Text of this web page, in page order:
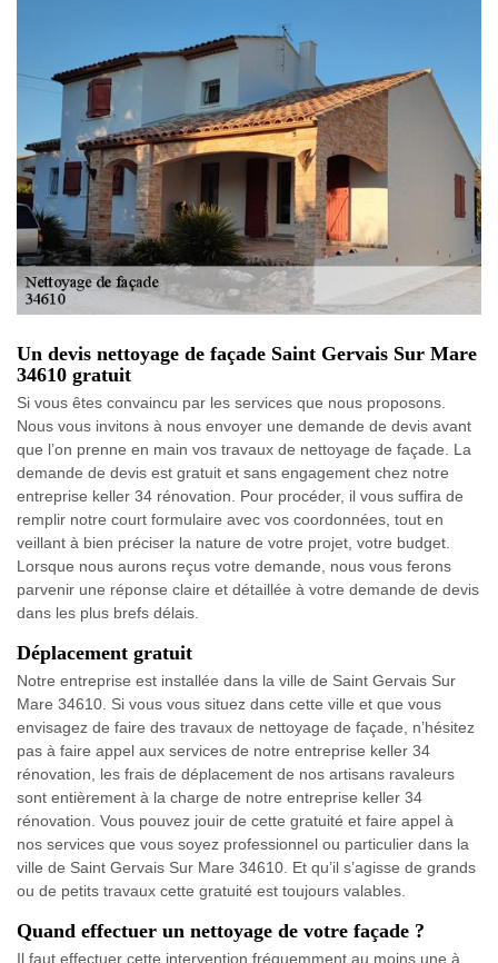
Un devis nettoyage de façade Saint Gervais Sur Mare
34610 gratuit
Si vous êtes convaincu par les services que nous proposons.
Nous vous invitons à nous envoyer une demande de devis avant
que l’on prenne en main vos travaux de nettoyage de façade. La
demande de devis est gratuit et sans engagement chez notre
entreprise keller 34 rénovation. Pour procéder, il vous suffira de
remplir notre court formulaire avec vos coordonnées, tout en
veillant à bien préciser la nature de votre projet, votre budget.
Lorsque nous aurons reçus votre demande, nous vous ferons
parvenir une réponse claire et détaillée à votre demande de devis
dans les plus brefs délais.
Déplacement gratuit
Notre entreprise est installée dans la ville de Saint Gervais Sur
Mare 34610. Si vous vous situez dans cette ville et que vous
envisagez de faire des travaux de nettoyage de façade, n’hésitez
pas à faire appel aux services de notre entreprise keller 34
rénovation, les frais de déplacement de nos artisans ravaleurs
sont entièrement à la charge de notre entreprise keller 34
rénovation. Vous pouvez jouir de cette gratuité et faire appel à
nos services que vous soyez professionnel ou particulier dans la
ville de Saint Gervais Sur Mare 34610. Et qu’il s’agisse de grands
ou de petits travaux cette gratuité est toujours valables.
Quand effectuer un nettoyage de votre façade ?
Il faut effectuer cette intervention fréquemment au moins une à